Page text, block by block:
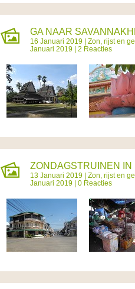
GA NAAR
16 Januari 2019 | Zon, rijst en
Januari 2019 | 2 Reacties
ZONDAGSTRUINEN IN
13 Januari 2019 | Zon, rijst en
Januari 2019 | 0 Reacties